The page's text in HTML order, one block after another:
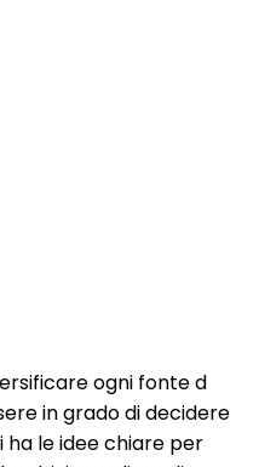
ogni fonte d
in grado di decidere
ha le idee chiare per